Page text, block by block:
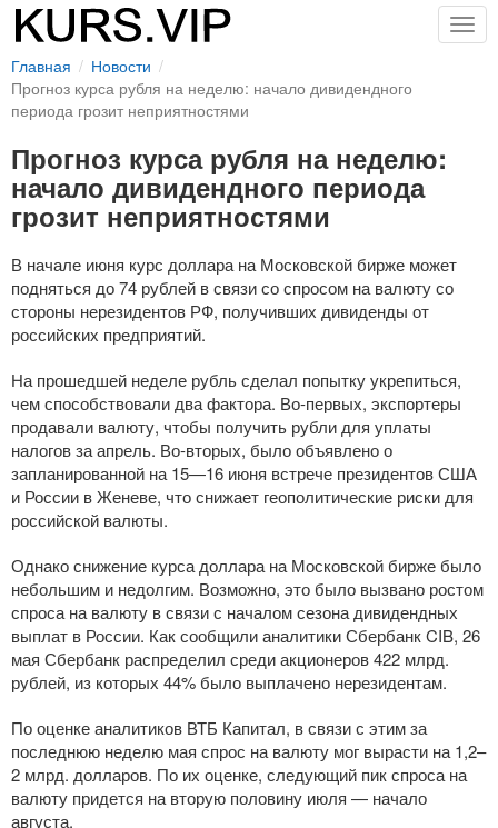
Главная
Новости
Прогноз курса рубля на неделю: начало дивидендного
периода грозит неприятностями
Прогноз курса рубля на неделю:
начало дивидендного периода
грозит неприятностями
В начале июня курс доллара на Московской бирже может
подняться до 74 рублей в связи со спросом на валюту со
стороны нерезидентов РФ, получивших дивиденды от
российских предприятий.
На прошедшей неделе рубль сделал попытку укрепиться,
чем способствовали два фактора. Во-первых, экспортеры
продавали валюту, чтобы получить рубли для уплаты
налогов за апрель. Во-вторых, было объявлено о
запланированной на 15—16 июня встрече президентов США
и России в Женеве, что снижает геополитические риски для
российской валюты.
Однако снижение курса доллара на Московской бирже было
небольшим и недолгим. Возможно, это было вызвано ростом
спроса на валюту в связи с началом сезона дивидендных
выплат в России. Как сообщили аналитики Сбербанк CIB, 26
мая Сбербанк распределил среди акционеров 422 млрд.
рублей, из которых 44% было выплачено нерезидентам.
По оценке аналитиков ВТБ Капитал, в связи с этим за
последнюю неделю мая спрос на валюту мог вырасти на 1,2–
2 млрд. долларов. По их оценке, следующий пик спроса на
валюту придется на вторую половину июля — начало
августа.